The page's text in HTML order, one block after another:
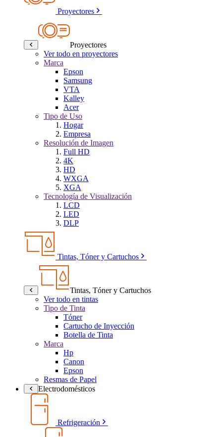
Proyectores
Proyectores
Ver todo en proyectores
Marca
Epson
Samsung
VTA
Kalley
Acer
Tipo de Uso
Hogar
Empresa
Resolución de Imagen
Full HD
4K
HD
WXGA
XGA
Tecnología de Visualización
LCD
LED
DLP
Tintas, Tóner y Cartuchos
Tintas, Tóner y Cartuchos
Ver todo en tintas
Tipo de Tinta
Tóner
Cartucho de Inyección
Botella de Tinta
Marca
Hp
Canon
Epson
Resmas de Papel
Electrodomésticos
Refrigeración